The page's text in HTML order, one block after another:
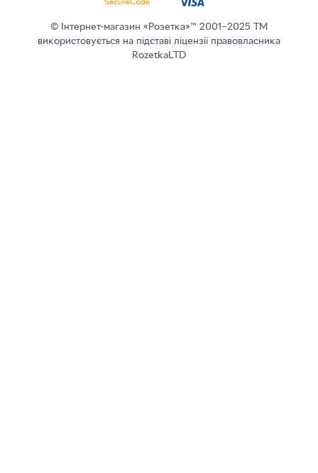
© Інтернет-магазин «Розетка»™ 2001–2025 ТМ
використовується на підставі ліцензії правовласника
RozetkaLTD